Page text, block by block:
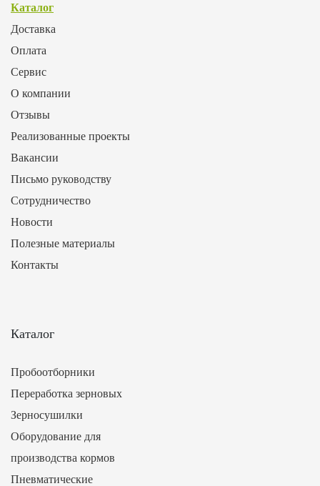
Каталог
Доставка
Оплата
Сервис
О компании
Отзывы
Реализованные проекты
Вакансии
Письмо руководству
Сотрудничество
Новости
Полезные материалы
Контакты
Каталог
Пробоотборники
Переработка зерновых
Зерносушилки
Оборудование для
производства кормов
Пневматические